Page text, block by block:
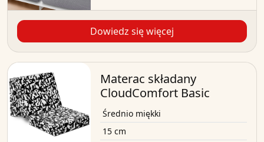
Dowiedz się więcej
Materac składany
CloudComfort Basic
Średnio miękki
15 cm